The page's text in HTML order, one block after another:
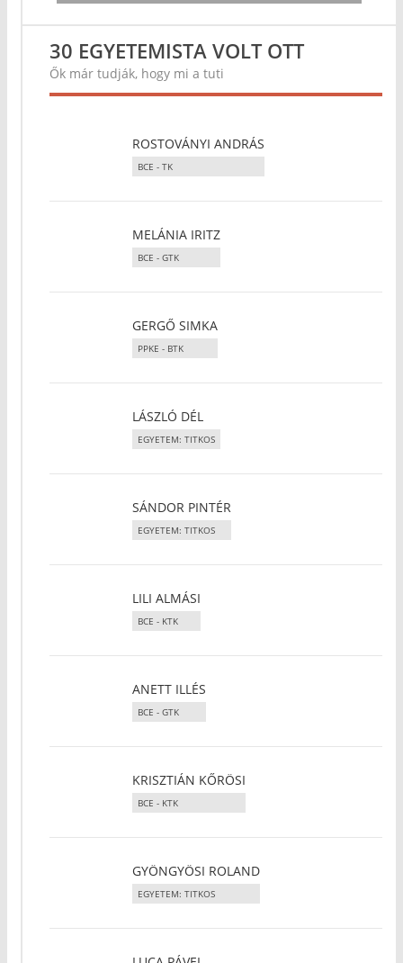
30 EGYETEMISTA VOLT OTT
Ők már tudják, hogy mi a tuti
ROSTOVÁNYI ANDRÁS
BCE - TK
MELÁNIA IRITZ
BCE - GTK
GERGŐ SIMKA
PPKE - BTK
LÁSZLÓ DÉL
EGYETEM: TITKOS
SÁNDOR PINTÉR
EGYETEM: TITKOS
LILI ALMÁSI
BCE - KTK
ANETT ILLÉS
BCE - GTK
KRISZTIÁN KŐRÖSI
BCE - KTK
GYÖNGYÖSI ROLAND
EGYETEM: TITKOS